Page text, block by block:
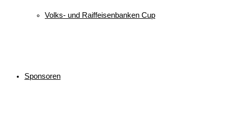
Volks- und Raiffeisenbanken Cup
Sponsoren